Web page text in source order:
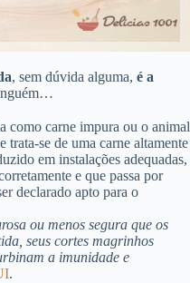
, sem dúvida alguma, é a
como carne impura ou o animal
trata-se de uma carne altamente
em instalações adequadas,
e que passa por
declarado apto para o
ou menos segura que os
seus cortes magrinhos
a imunidade e
.